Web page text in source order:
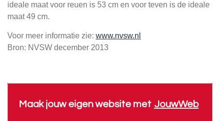
ideale maat voor reuen is 53 cm en voor teven is de ideale
maat 49 cm.
Voor meer informatie zie: www.nvsw.nl
Bron: NVSW december 2013
Maak jouw eigen website met JouwWeb